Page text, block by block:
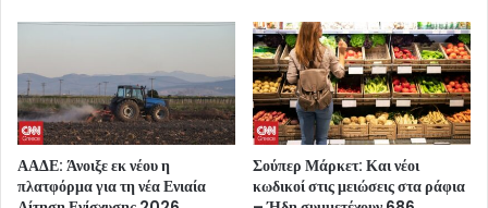
ΑΑΔΕ: Άνοιξε εκ νέου η
πλατφόρμα για τη νέα Ενιαία
Σούπερ Μάρκετ: Και νέοι
κωδικοί στις μειώσεις στα ράφια